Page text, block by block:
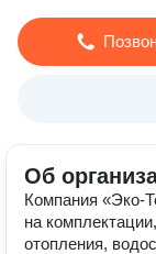
Об
Компания «Эко-
на
отопления,